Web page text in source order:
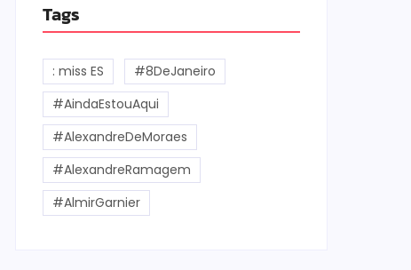
Tags
: miss ES
#8DeJaneiro
#AindaEstouAqui
#AlexandreDeMoraes
#AlexandreRamagem
#AlmirGarnier